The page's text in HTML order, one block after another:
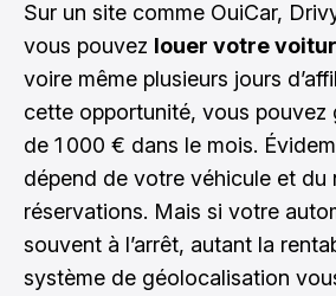
Sur un site comme OuiCar,
vous pouvez louer votre
voire même plusieurs jours
cette opportunité, vous pouvez
de 1 000 € dans le mois.
dépend de votre véhicule et du
réservations. Mais si votre
souvent à l’arrêt, autant la
système de géolocalisation